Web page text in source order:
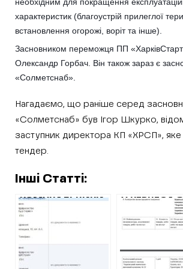
характеристик (благоустрій прилеглої
встановлення огорожі, воріт та інше).
Засновником переможця ПП
Олександр Горбач. Він також зараз є
«Солметснаб».
Нагадаємо, що раніше серед
«Солметснаб» був Ігор Шкурко,
заступник директора КП «ХРСП»,
тендер.
Інші Статті:
КОМУНАЛЬНИКИ
КЕРНЕСА
РОЗПИЛЯЛИ
ТЕНДЕР НА
РЕМОНТ БУДІВЛІ
ВАРТІСТЮ 14
У КЕРНЕСА
ПІВТОРА
МІЛЬЙОНА